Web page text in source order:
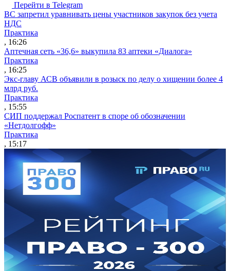
Перейти в Telegram
ВС запретил уравнивать цены участников закупок без учета
НДС
Практика
, 16:26
Аптечная сеть «36,6» выкупила 83 аптеки «Диалога»
Практика
, 16:25
Экс-главу АСВ объявили в розыск по делу о хищении более 4
млрд руб.
Практика
, 15:55
СИП поддержал Роспатент в споре об обозначении
«Нетдолгофф»
Практика
, 15:17